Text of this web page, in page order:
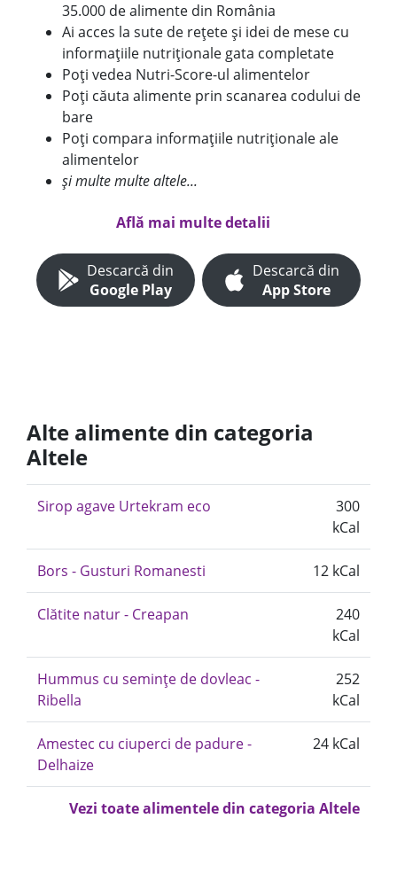
35.000 de alimente din România
Ai acces la sute de rețete și idei de mese cu
informațiile nutriționale gata completate
Poți vedea Nutri-Score-ul alimentelor
Poți căuta alimente prin scanarea codului de
bare
Poți compara informațiile nutriționale ale
alimentelor
și multe multe altele...
Află mai multe detalii
Descarcă din
Google Play
Descarcă din
App Store
Alte alimente din categoria
Altele
Sirop agave Urtekram eco
300
kCal
Bors - Gusturi Romanesti 12 kCal
Clătite natur - Creapan
240
kCal
Hummus cu semințe de dovleac -
Ribella
252
kCal
Amestec cu ciuperci de padure -
Delhaize
24 kCal
Vezi toate alimentele din categoria Altele